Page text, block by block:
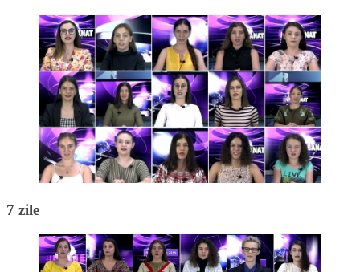
7 zile